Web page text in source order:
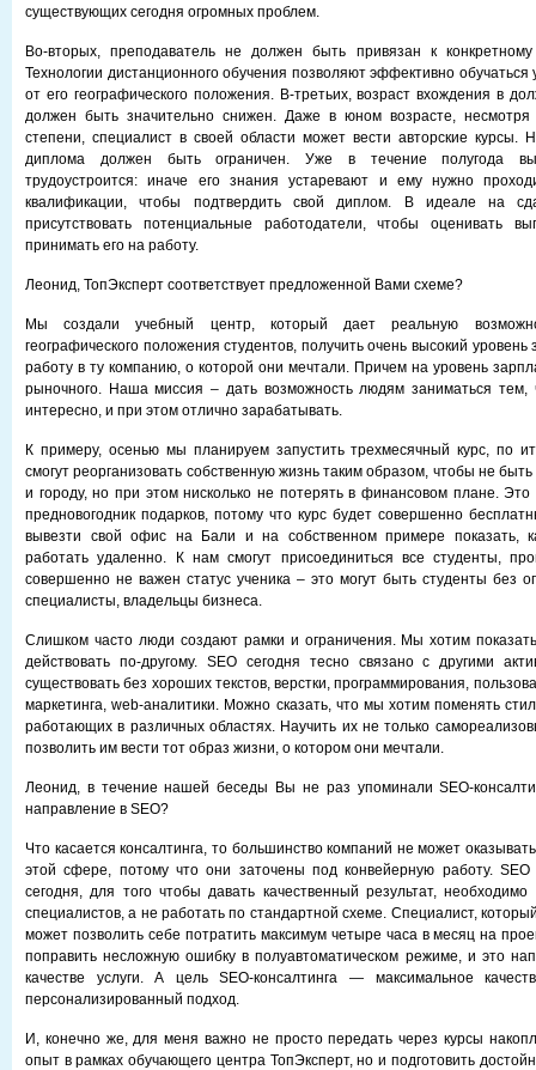
существующих сегодня огромных проблем.
Во-вторых, преподаватель не должен быть привязан к
Технологии дистанционного обучения позволяют эффективно обучаться
от его географического положения. В-третьих, возраст вхождения в
должен быть значительно снижен. Даже в юном возрасте, несмотря
степени, специалист в своей области может вести авторские курсы.
диплома должен быть ограничен. Уже в течение полугода
трудоустроится: иначе его знания устаревают и ему нужно
квалификации, чтобы подтвердить свой диплом. В идеале на
присутствовать потенциальные работодатели, чтобы оценивать
принимать его на работу.
Леонид, ТопЭксперт соответствует предложенной Вами схеме?
Мы создали учебный центр, который дает реальную
географического положения студентов, получить очень высокий уровень
работу в ту компанию, о которой они мечтали. Причем на уровень
рыночного. Наша миссия – дать возможность людям заниматься тем,
интересно, и при этом отлично зарабатывать.
К примеру, осенью мы планируем запустить трехмесячный курс, по
смогут реорганизовать собственную жизнь таким образом, чтобы не
и городу, но при этом нисколько не потерять в финансовом плане.
предновогодник подарков, потому что курс будет совершенно
вывезти свой офис на Бали и на собственном примере показать,
работать удаленно. К нам смогут присоединиться все студенты,
совершенно не важен статус ученика – это могут быть студенты без
специалисты, владельцы бизнеса.
Слишком часто люди создают рамки и ограничения. Мы хотим
действовать по-другому. SEO сегодня тесно связано с другими
существовать без хороших текстов, верстки, программирования,
маркетинга, web-аналитики. Можно сказать, что мы хотим поменять
работающих в различных областях. Научить их не только
позволить им вести тот образ жизни, о котором они мечтали.
Леонид, в течение нашей беседы Вы не раз упоминали SEO-
направление в SEO?
Что касается консалтинга, то большинство компаний не может
этой сфере, потому что они заточены под конвейерную работу.
сегодня, для того чтобы давать качественный результат,
специалистов, а не работать по стандартной схеме. Специалист,
может позволить себе потратить максимум четыре часа в месяц на
поправить несложную ошибку в полуавтоматическом режиме, и это
качестве услуги. А цель SEO-консалтинга — максимальное
персонализированный подход.
И, конечно же, для меня важно не просто передать через курсы
опыт в рамках обучающего центра ТопЭксперт, но и подготовить